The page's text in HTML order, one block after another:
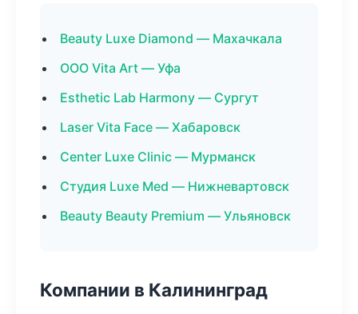
Beauty Luxe Diamond — Махачкала
ООО Vita Art — Уфа
Esthetic Lab Harmony — Сургут
Laser Vita Face — Хабаровск
Center Luxe Clinic — Мурманск
Студия Luxe Med — Нижневартовск
Beauty Beauty Premium — Ульяновск
Компании в Калининград